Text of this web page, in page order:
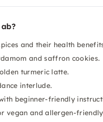
and their health
and saffron cookies.
turmeric latte.
interlude.
beginner-friendly
vegan and allergen-